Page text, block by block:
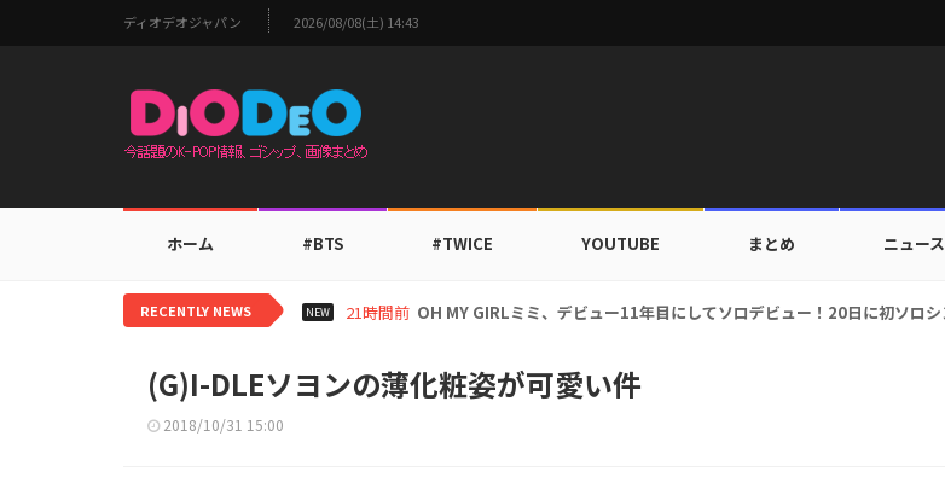
ディオデオジャパン 2026/08/08(土) 14:43
ホーム #BTS #TWICE YOUTUBE まとめ ニュース
RECENTLY NEWS NEW 23時間前 BTS V、ワールドカップ出入証を公開…証明写真でも完璧なビジュアル！
(G)I-DLEソヨンの薄化粧姿が可愛い件
2018/10/31 15:00